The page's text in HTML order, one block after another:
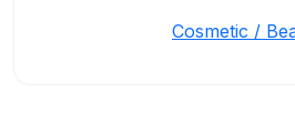
Cosmetic /